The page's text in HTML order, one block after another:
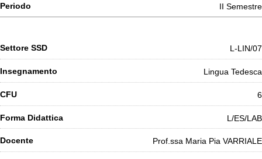
II Semestre
L-LIN/07
Lingua Tedesca
6
L/ES/LAB
Prof.ssa Maria Pia VARRIALE